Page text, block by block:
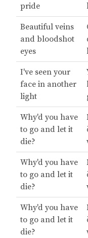
pride
Beautiful veins
and bloodshot
eyes
I've seen your
face in another
light
Why'd you have
to go and let it
die?
Why'd you have
to go and let it
die?
Why'd you have
to go and let it
die?